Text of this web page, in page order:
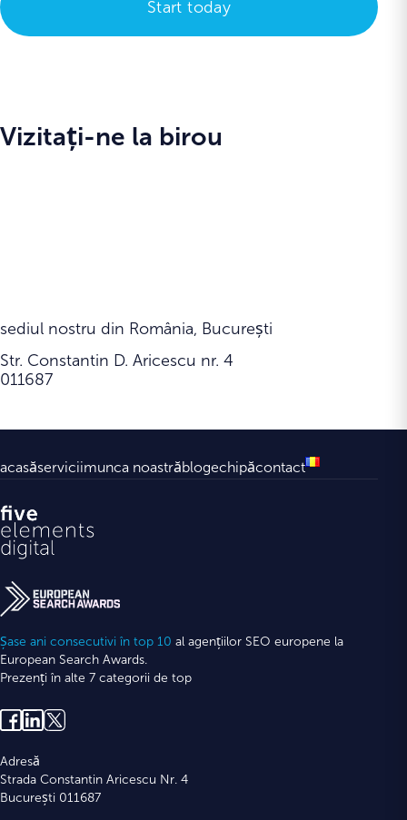
Vizitați-ne la birou
sediul nostru din România, București
Str. Constantin D. Aricescu nr. 4
011687
acasăserviciimunca noastrăblogechipăcontact
Șase ani consecutivi în top 10 al agențiilor SEO europene la
European Search Awards.
Prezenți în alte 7 categorii de top
Adresă
Strada Constantin Aricescu Nr. 4
București 011687